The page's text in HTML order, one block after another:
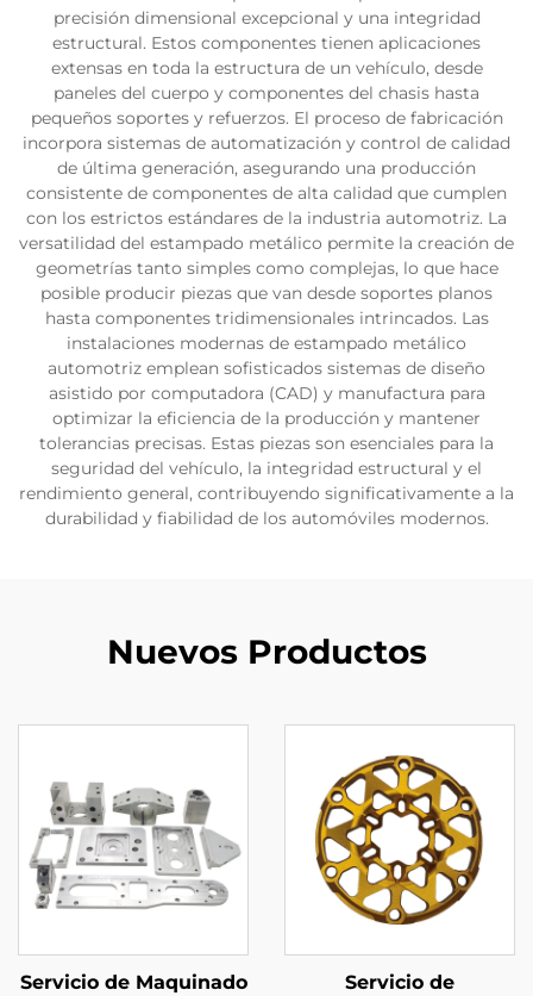
precisión dimensional excepcional y una integridad
estructural. Estos componentes tienen aplicaciones
extensas en toda la estructura de un vehículo, desde
paneles del cuerpo y componentes del chasis hasta
pequeños soportes y refuerzos. El proceso de fabricación
incorpora sistemas de automatización y control de calidad
de última generación, asegurando una producción
consistente de componentes de alta calidad que cumplen
con los estrictos estándares de la industria automotriz. La
versatilidad del estampado metálico permite la creación de
geometrías tanto simples como complejas, lo que hace
posible producir piezas que van desde soportes planos
hasta componentes tridimensionales intrincados. Las
instalaciones modernas de estampado metálico
automotriz emplean sofisticados sistemas de diseño
asistido por computadora (CAD) y manufactura para
optimizar la eficiencia de la producción y mantener
tolerancias precisas. Estas piezas son esenciales para la
seguridad del vehículo, la integridad estructural y el
rendimiento general, contribuyendo significativamente a la
durabilidad y fiabilidad de los automóviles modernos.
Nuevos Productos
Servicio de Maquinado
Servicio de